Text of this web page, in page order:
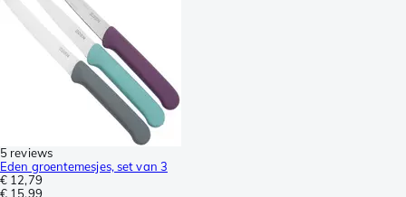
5 reviews
Eden groentemesjes, set van 3
€ 12,79
€ 15,99